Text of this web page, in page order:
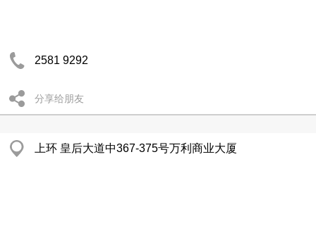
2581 9292
分享给朋友
上环 皇后大道中367-375号万利商业大厦